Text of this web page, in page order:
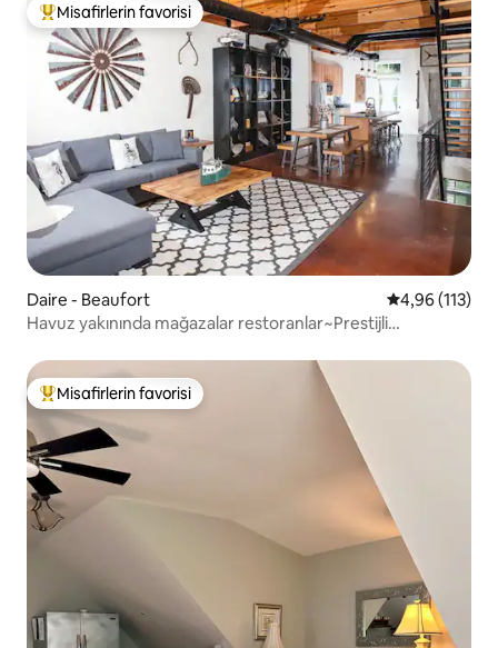
Misafirlerin favorilerinden en beğenilenler arasında
Misafirlerin favorisi
Daire - Beaufort 5 üzerinden
4,96 (113)
Havuz yakınında mağazalar restoranlar~Prestijli
Misafirlerin favorilerinden en beğenilenler arasında
Misafirlerin favorisi